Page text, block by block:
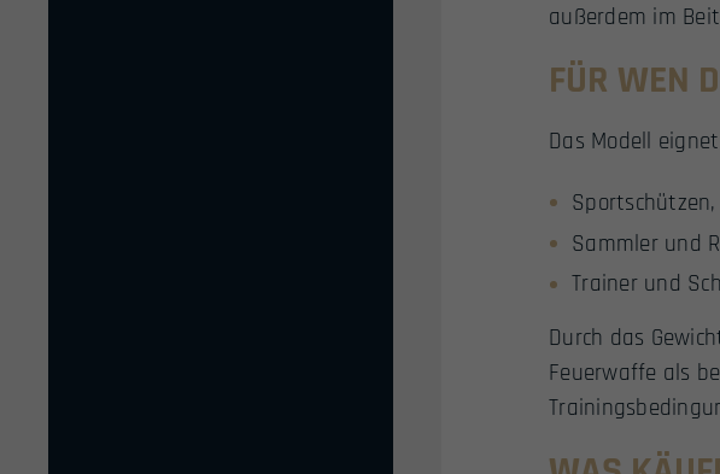
außerdem im
FÜR WEN
Das Modell
Sammler und
Trainer und
Durch das
Feuerwaffe als